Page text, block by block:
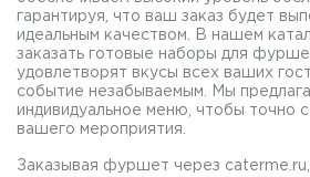
гарантируя, что ваш заказ будет
идеальным качеством. В нашем
заказать готовые наборы для
удовлетворят вкусы всех ваших
событие незабываемым. Мы
индивидуальное меню, чтобы точно
вашего мероприятия.
Заказывая фуршет через